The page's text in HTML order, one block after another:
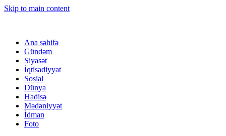
Skip to main content
Ana səhifə
Gündəm
Siyasət
İqtisadiyyat
Sosial
Dünya
Hadisə
Mədəniyyət
İdman
Foto